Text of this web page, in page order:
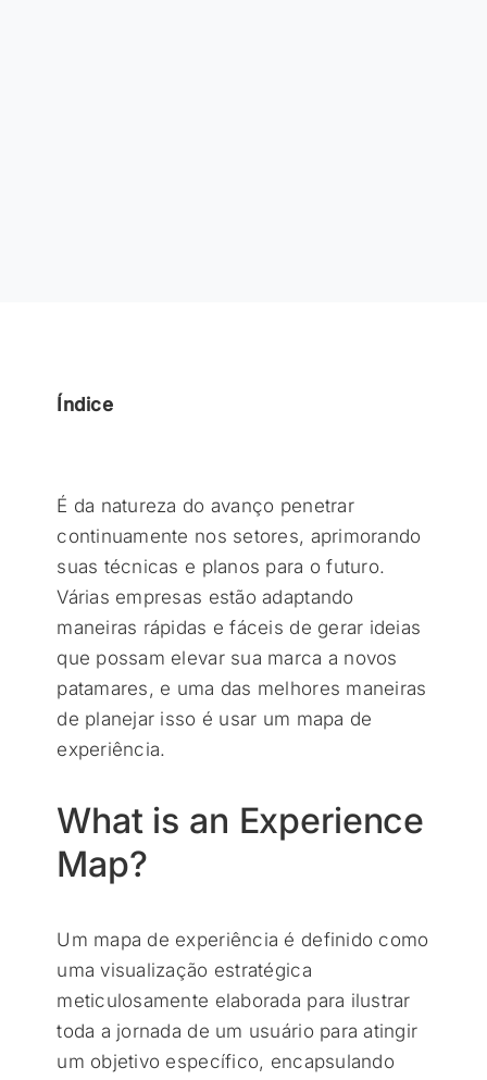
Índice
É da natureza do avanço penetrar
continuamente nos setores, aprimorando
suas técnicas e planos para o futuro.
Várias empresas estão adaptando
maneiras rápidas e fáceis de gerar ideias
que possam elevar sua marca a novos
patamares, e uma das melhores maneiras
de planejar isso é usar um mapa de
experiência.
What is an Experience
Map?
Um mapa de experiência é definido como
uma visualização estratégica
meticulosamente elaborada para ilustrar
toda a jornada de um usuário para atingir
um objetivo específico, encapsulando